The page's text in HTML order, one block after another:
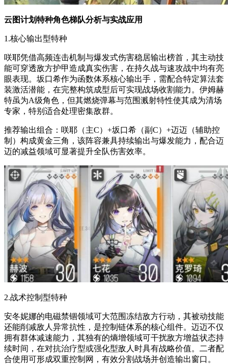
云图计划特种角色梯队分析与实战应用
1.核心输出型特种
咲耶凭借高频连击机制与爆发式伤害稳居输出榜首，其主动技
能可穿透敌方护甲造成真实伤害，在持久战与速攻战中均有亮
眼表现。坂口希作为函数体系核心输出手，需配合特定算法套
装激活潜能，在完整构筑成型后可实现战场收割能力。伊姆赫
特虽为A级角色，但其燃烧弹幕与范围溅射特性使其成为清场
专家，特别适合处理密集敌群。
推荐输出组合：咲耶（主C）+坂口希（副C）+迈迈（辅助控
制）构成黄金三角，该阵容兼具持续输出与爆发能力，配合迈
迈的减益领域可显著提升全队伤害效率。
2.战术控制型特种
安冬妮娜的电磁禁锢领域可大范围冻结敌方行动，其被动技能
还能削减敌人异常抗性，是控制链体系的核心组件。迈迈不仅
拥有群体减速能力，其独有的熵增领域可干扰敌方增益状态持
续时间，在对抗治疗型或强化型敌人时具有战略价值。二者配
合使用可形成双重控制网，有效分割战场并创造输出窗口。